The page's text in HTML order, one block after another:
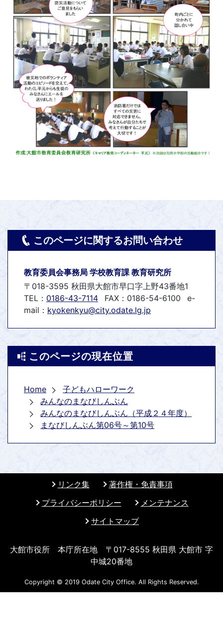
このページに関するお問い合わせ
教育委員会事務局 学校教育課 教育研究所
〒018-3595 秋田県大館市早口字上野43番地1
TEL： 0186-43-7114 FAX：0186-54-6100
e-
mail： kyokenkyu@city.odate.lg.jp
このページの現在位置
Home
子どもハローワーク
みんなのまなびしんぶん
みんなのまなびしんぶん（平成２４年度）
まなびしんぶん第06号～第10号
リンク集
著作権・免責事項
プライバシーポリシー
メンテナンス
サイトマップ
大館市役所 本庁所在地 〒017-8555 秋田県 大館市 字
中城20番地
Copyright © 2019 Odate City Office. All Rights Reserved.